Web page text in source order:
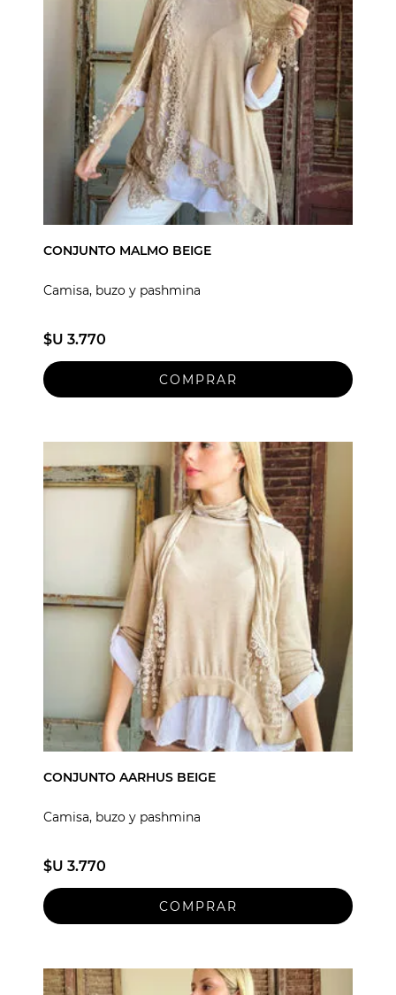
CONJUNTO MALMO BEIGE
Camisa, buzo y pashmina
$U 3.770
CONJUNTO AARHUS BEIGE
Camisa, buzo y pashmina
$U 3.770